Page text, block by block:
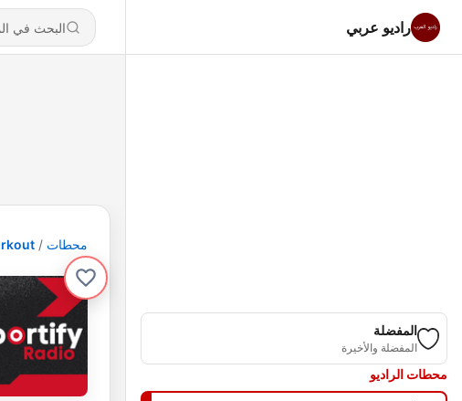
راديو عربي
المفضلة
المفضلة والأخيرة
محطات الراديو
محطات